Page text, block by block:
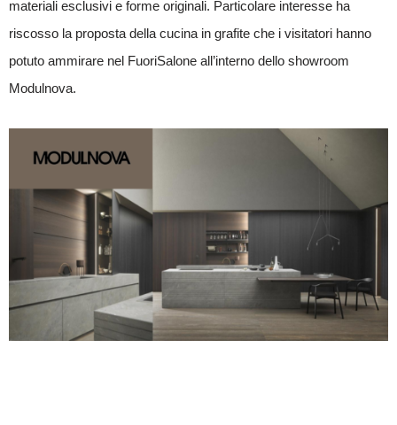
materiali esclusivi e forme originali. Particolare interesse ha
riscosso la proposta della cucina in grafite che i visitatori hanno
potuto ammirare nel FuoriSalone all’interno dello showroom
Modulnova.